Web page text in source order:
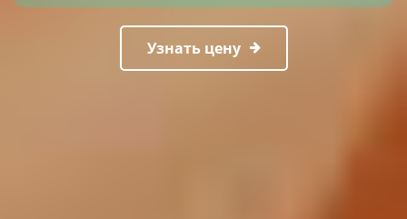
Узнать цену